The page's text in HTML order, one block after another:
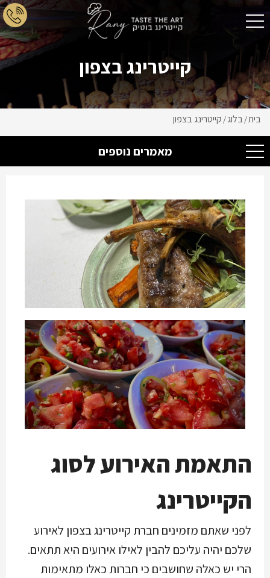
קייטרינג בצפון
בית/בלוג/ קייטרינג בצפון
מאמרים נוספים
התאמת האירוע לסוג
הקייטרינג
לפני שאתם מזמינים חברת קייטרינג בצפון לאירוע
שלכם יהיה עליכם להבין לאילו אירועים היא תתאים.
הרי יש כאלה שחושבים כי חברות כאלו מתאימות